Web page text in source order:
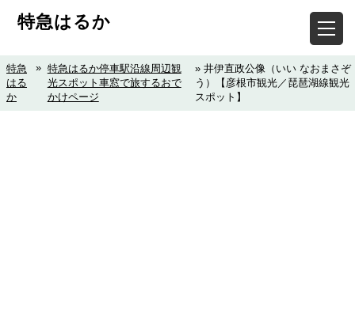
特急はるか
特急
はる
か
» 特急はるか停車駅沿線周辺観
光スポット車窓で旅するおで
かけページ
» 井伊直政公像（いい なおまさぞ
う）【彦根市観光／琵琶湖線観光
スポット】